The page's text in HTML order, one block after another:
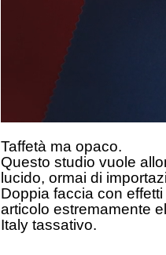
Taffetà ma opaco.
Questo studio vuole
lucido, ormai di
Doppia faccia con
articolo estremamente
Italy tassativo.